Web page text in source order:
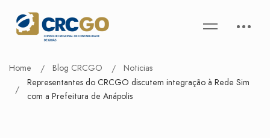
Home Blog CRCGO
Noticias
Representantes do CRCGO discutem integração à Rede Sim
com a Prefeitura de Anápolis